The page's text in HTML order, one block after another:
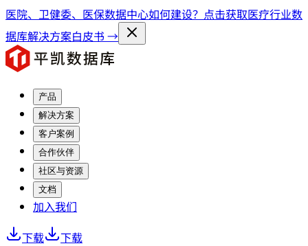
医院、卫健委、医保数据中心如何建设？点击获取医疗行业数
据库解决方案白皮书 →
产品
解决方案
客户案例
合作伙伴
社区与资源
文档
加入我们
下载
下载